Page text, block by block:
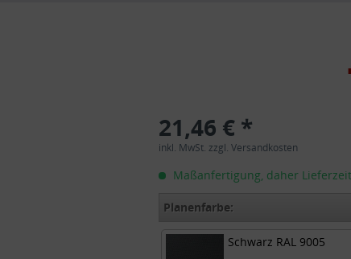
21,46 € *
inkl. MwSt. zzgl. Versandkosten
Maßanfertigung, daher
Planenfarbe:
Schwarz RAL 9005Schwarz RAL 9005